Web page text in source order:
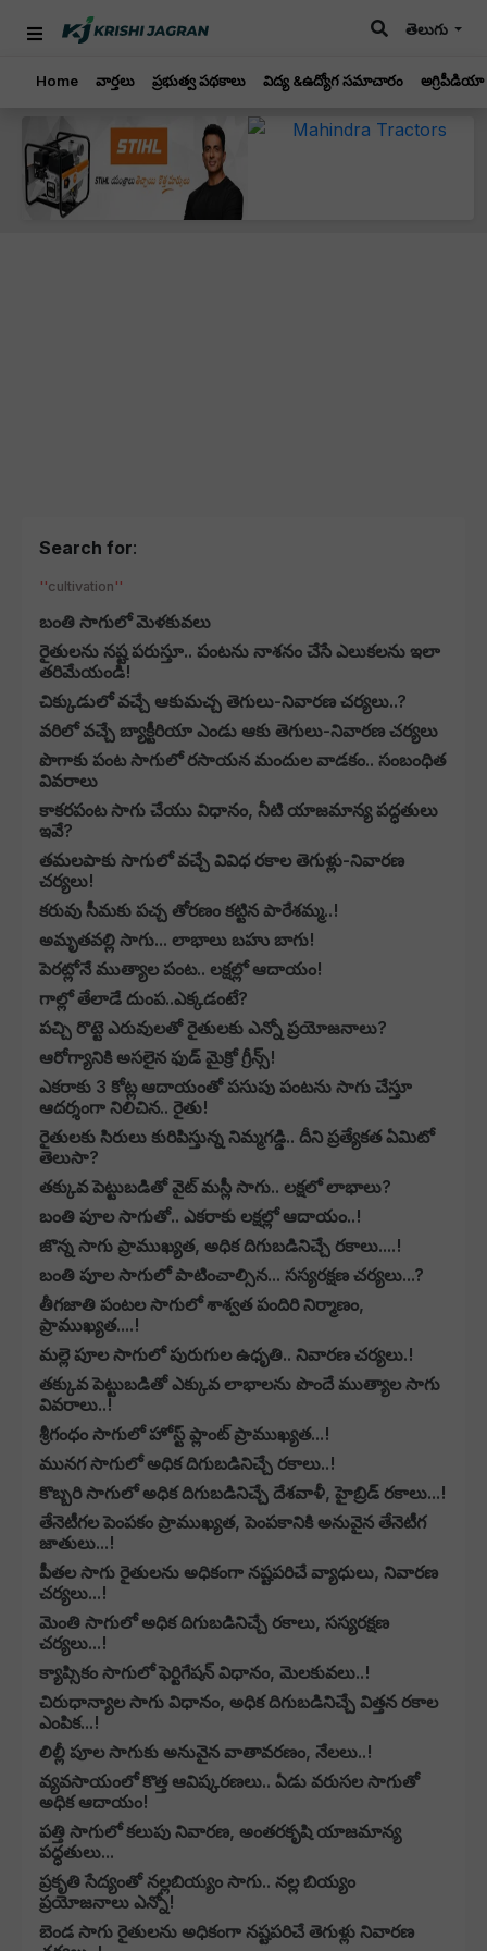
తెలుగు
Home వార్తలు ప్రభుత్వ పథకాలు విద్య &ఉద్యోగ సమాచారం అగ్రిపీడియా
Search for:
cultivation
బంతి సాగులో మెళకువలు
రైతులను నష్ట పరుస్తూ.. పంటను నాశనం చేసే ఎలుకలను ఇలా
తరిమేయండి!
చిక్కుడులో వచ్చే ఆకుమచ్చ తెగులు-నివారణ చర్యలు..?
వరిలో వచ్చే బ్యాక్టీరియా ఎండు ఆకు తెగులు-నివారణ చర్యలు
పొగాకు పంట సాగులో రసాయన మందుల వాడకం.. సంబంధిత
వివరాలు
కాకరపంట సాగు చేయు విధానం, నీటి యాజమాన్య పద్ధతులు
ఇవే?
తమలపాకు సాగులో వచ్చే వివిధ రకాల తెగుళ్లు-నివారణ
చర్యలు!
కరువు సీమకు పచ్చ తోరణం కట్టిన పారేశమ్మ..!
అమృతవల్లి సాగు... లాభాలు బహు బాగు!
పెరట్లోనే ముత్యాల పంట.. లక్షల్లో ఆదాయం!
గాల్లో తేలాడే దుంప..ఎక్కడంటే?
పచ్చి రొట్టె ఎరువులతో రైతులకు ఎన్నో ప్రయోజనాలు?
ఆరోగ్యానికి అసలైన ఫుడ్ మైక్రో గ్రీన్స్!
ఎకరాకు 3 కోట్ల ఆదాయంతో పసుపు పంటను సాగు చేస్తూ
ఆదర్శంగా నిలిచిన.. రైతు!
రైతులకు సిరులు కురిపిస్తున్న నిమ్మగడ్డి.. దీని ప్రత్యేకత ఏమిటో
తెలుసా?
తక్కువ పెట్టుబడితో వైట్ మస్లీ సాగు.. లక్షలో లాభాలు?
బంతి పూల సాగుతో.. ఎకరాకు లక్షల్లో ఆదాయం..!
జొన్న సాగు ప్రాముఖ్యత, అధిక దిగుబడినిచ్చే రకాలు....!
బంతి పూల సాగులో పాటించాల్సిన... సస్యరక్షణ చర్యలు...?
తీగజాతి పంటల సాగులో శాశ్వత పందిరి నిర్మాణం,
ప్రాముఖ్యత....!
మల్లె పూల సాగులో పురుగుల ఉధృతి.. నివారణ చర్యలు.!
తక్కువ పెట్టుబడితో ఎక్కువ లాభాలను పొందే ముత్యాల సాగు
వివరాలు..!
శ్రీగంధం సాగులో హోస్ట్ ప్లాంట్ ప్రాముఖ్యత...!
మునగ సాగులో అధిక దిగుబడినిచ్చే రకాలు..!
కొబ్బరి సాగులో అధిక దిగుబడినిచ్చే దేశవాళీ, హైబ్రిడ్ రకాలు...!
తేనెటీగల పెంపకం ప్రాముఖ్యత, పెంపకానికి అనువైన తేనెటీగ
జాతులు...!
పీతల సాగు రైతులను అధికంగా నష్టపరిచే వ్యాధులు, నివారణ
చర్యలు...!
మెంతి సాగులో అధిక దిగుబడినిచ్చే రకాలు, సస్యరక్షణ
చర్యలు...!
క్యాప్సికం సాగులో ఫెర్టిగేషన్ విధానం, మెలకువలు..!
చిరుధాన్యాల సాగు విధానం, అధిక దిగుబడినిచ్చే విత్తన రకాల
ఎంపిక...!
లిల్లీ పూల సాగుకు అనువైన వాతావరణం, నేలలు..!
వ్యవసాయంలో కొత్త ఆవిష్కరణలు.. ఏడు వరుసల సాగుతో
అధిక ఆదాయం!
పత్తి సాగులో కలుపు నివారణ, అంతరకృషి యాజమాన్య
పద్ధతులు...
ప్రకృతి సేద్యంతో నల్లబియ్యం సాగు.. నల్ల బియ్యం
ప్రయోజనాలు ఎన్నో!
బెండ సాగు రైతులను అధికంగా నష్టపరిచే తెగుళ్లు నివారణ